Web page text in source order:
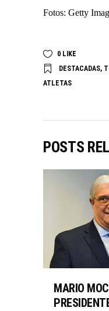
Fotos: Getty
0 LIKE
DESTACADAS,
ATLETAS
POSTS
MARIO